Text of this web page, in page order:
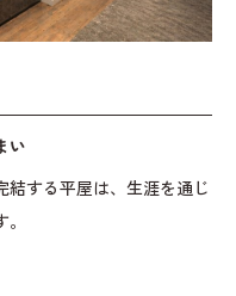
い
する平屋は、生涯を通じ